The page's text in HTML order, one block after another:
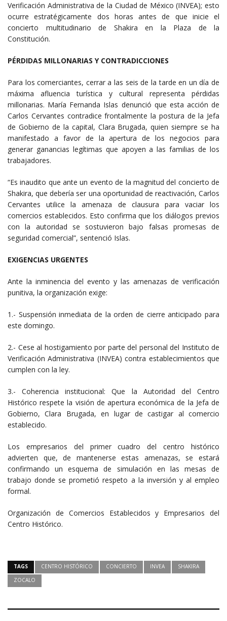
Verificación Administrativa de la Ciudad de México (INVEA); esto
ocurre estratégicamente dos horas antes de que inicie el
concierto multitudinario de Shakira en la Plaza de la
Constitución.
PÉRDIDAS MILLONARIAS Y CONTRADICCIONES
Para los comerciantes, cerrar a las seis de la tarde en un día de
máxima afluencia turística y cultural representa pérdidas
millonarias. María Fernanda Islas denunció que esta acción de
Carlos Cervantes contradice frontalmente la postura de la Jefa
de Gobierno de la capital, Clara Brugada, quien siempre se ha
manifestado a favor de la apertura de los negocios para
generar ganancias legítimas que apoyen a las familias de los
trabajadores.
“Es inaudito que ante un evento de la magnitud del concierto de
Shakira, que debería ser una oportunidad de reactivación, Carlos
Cervantes utilice la amenaza de clausura para vaciar los
comercios establecidos. Esto confirma que los diálogos previos
con la autoridad se sostuvieron bajo falsas promesas de
seguridad comercial”, sentenció Islas.
EXIGENCIAS URGENTES
Ante la inminencia del evento y las amenazas de verificación
punitiva, la organización exige:
1.- Suspensión inmediata de la orden de cierre anticipado para
este domingo.
2.- Cese al hostigamiento por parte del personal del Instituto de
Verificación Administrativa (INVEA) contra establecimientos que
cumplen con la ley.
3.- Coherencia institucional: Que la Autoridad del Centro
Histórico respete la visión de apertura económica de la Jefa de
Gobierno, Clara Brugada, en lugar de castigar al comercio
establecido.
Los empresarios del primer cuadro del centro histórico
advierten que, de mantenerse estas amenazas, se estará
confirmando un esquema de simulación en las mesas de
trabajo donde se prometió respeto a la inversión y al empleo
formal.
Organización de Comercios Establecidos y Empresarios del
Centro Histórico.
TAGS CENTRO HISTÓRICO CONCIERTO INVEA
SHAKIRA
ZOCALO